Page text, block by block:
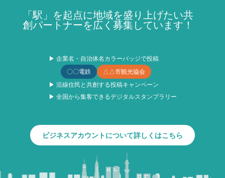
「駅」を起点に地域を盛り上げたい共
創パートナーを広く募集しています！
▶ 企業名・自治体名カラーバッジで投稿
〇〇電鉄
△△市観光協会
▶ 沿線住民と共創する投稿キャンペーン
▶ 全国から集客できるデジタルスタンプラリー
ビジネスアカウントについて詳しくはこちら